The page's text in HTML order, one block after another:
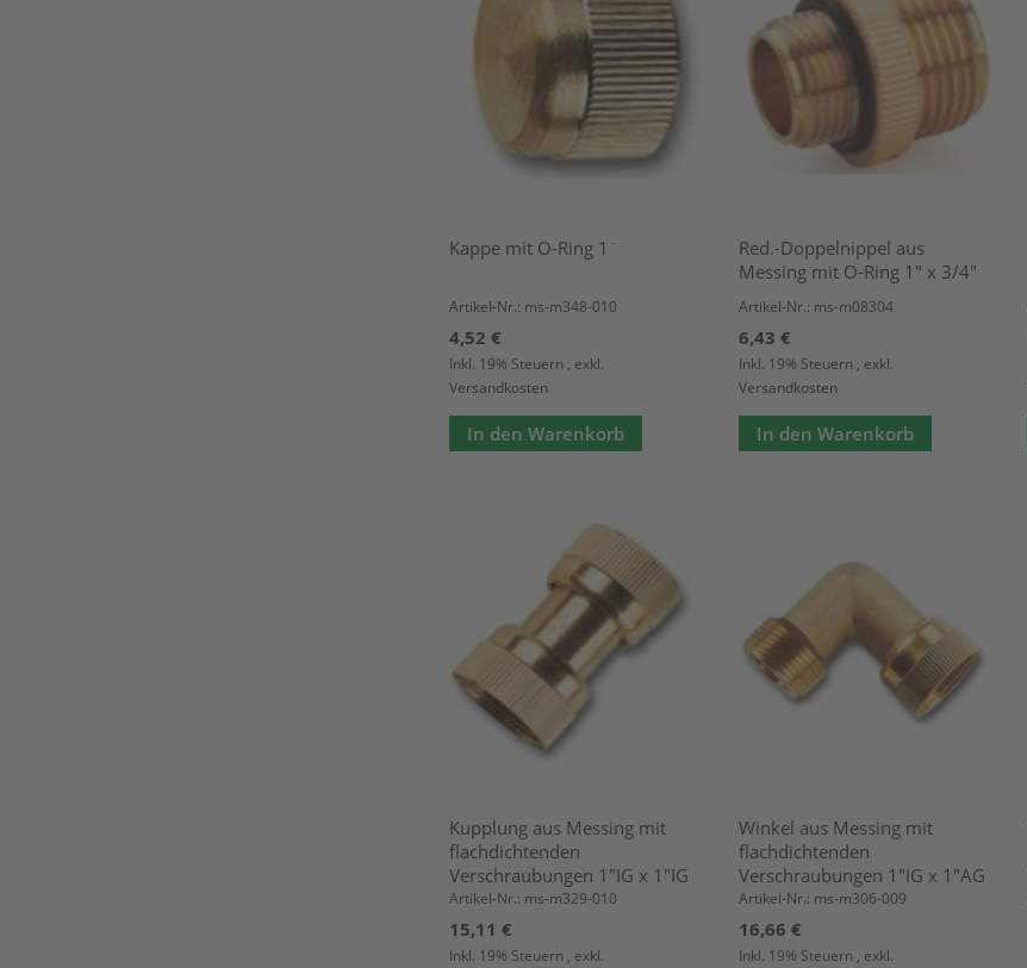
Kappe mit O-Ring 1¨
Artikel-Nr.: ms-m348-010
4,52 €
Inkl. 19% Steuern , exkl.
Versandkosten
In den Warenkorb
Red.-Doppelnippel aus
Messing mit O-Ring 1" x 3/4"
Artikel-Nr.: ms-m08304
6,43 €
Inkl. 19% Steuern , exkl.
Versandkosten
In den Warenkorb
Kupplung aus Messing mit
flachdichtenden
Verschraubungen 1"IG x 1"IG
Artikel-Nr.: ms-m329-010
15,11 €
Inkl. 19% Steuern , exkl.
Winkel aus Messing mit
flachdichtenden
Verschraubungen 1"IG x 1"AG
Artikel-Nr.: ms-m306-009
16,66 €
Inkl. 19% Steuern , exkl.